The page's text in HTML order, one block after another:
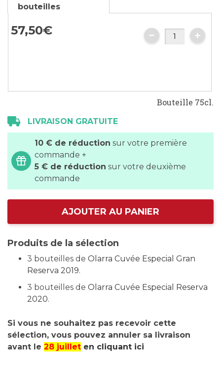
the
images
gallery
bouteilles
57,50€
Bouteille 75cl.
LIVRAISON GRATUITE
10 € de réduction sur votre première
commande +
5 € de réduction sur votre deuxième
commande
AJOUTER AU PANIER
Produits de la sélection
3 bouteilles de Olarra Cuvée Especial Gran
Reserva 2019.
3 bouteilles de Olarra Cuvée Especial Reserva
2020.
Si vous ne souhaitez pas recevoir cette
sélection, vous pouvez annuler sa livraison
avant le 28 juillet en cliquant ici